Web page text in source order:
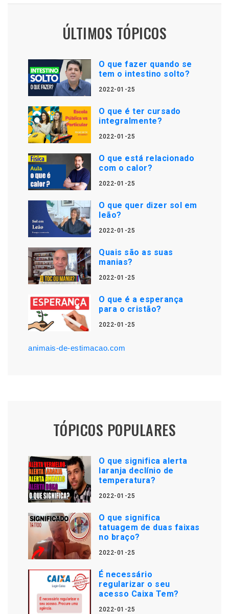
ÚLTIMOS TÓPICOS
O que fazer quando se
tem o intestino solto?
2022-01-25
O que é ter cursado
integralmente?
2022-01-25
O que está relacionado
com o calor?
2022-01-25
O que quer dizer sol em
leão?
2022-01-25
Quais são as suas
manias?
2022-01-25
O que é a esperança
para o cristão?
2022-01-25
animais-de-estimacao.com
TÓPICOS POPULARES
O que significa alerta
laranja declínio de
temperatura?
2022-01-25
O que significa
tatuagem de duas faixas
no braço?
2022-01-25
É necessário
regularizar o seu
acesso Caixa Tem?
2022-01-25